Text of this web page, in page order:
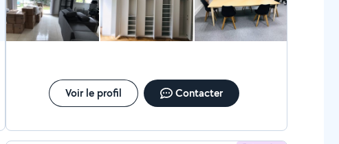
Voir le profil Contacter